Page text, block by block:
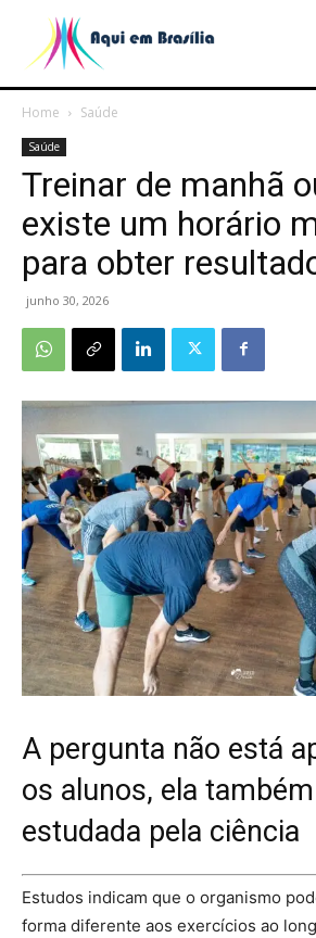
Home Saúde
Saúde
Treinar de manhã
existe um horário
para obter
junho 30, 2026
A pergunta não está
os alunos, ela
estudada pela ciência
Estudos indicam que o organismo
forma diferente aos exercícios ao